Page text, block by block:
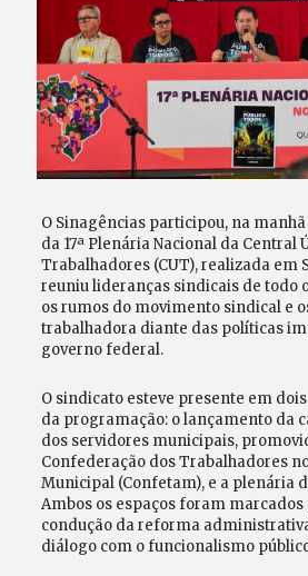
O Sinagências participou, na
da 17ª Plenária Nacional da Central
Trabalhadores (CUT), realizada em
reuniu lideranças sindicais de todo
os rumos do movimento sindical e
trabalhadora diante das políticas
governo federal.
O sindicato esteve presente em
da programação: o lançamento da
dos servidores municipais,
Confederação dos Trabalhadores
Municipal (Confetam), e a plenária
Ambos os espaços foram
condução da reforma
diálogo com o funcionalismo